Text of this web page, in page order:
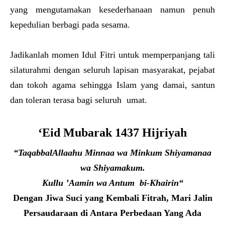
yang mengutamakan kesederhanaan namun penuh
kepedulian berbagi pada sesama.
Jadikanlah momen Idul Fitri untuk memperpanjang tali
silaturahmi dengan seluruh lapisan masyarakat, pejabat
dan tokoh agama sehingga Islam yang damai, santun
dan toleran terasa bagi seluruh umat.
‘Eid Mubarak 1437 Hijriyah
“TaqabbalAllaahu Minnaa wa Minkum Shiyamanaa
wa Shiyamakum.
Kullu ’Aamin wa Antum bi-Khairin“
Dengan Jiwa Suci yang Kembali Fitrah, Mari Jalin
Persaudaraan di Antara Perbedaan Yang Ada